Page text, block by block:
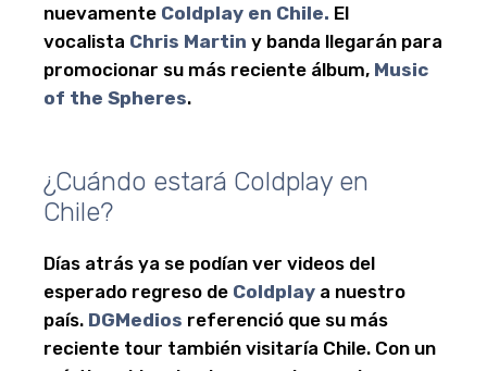
nuevamente Coldplay en Chile. El
vocalista Chris Martin y banda llegarán para
promocionar su más reciente álbum, Music
of the Spheres.
¿Cuándo estará Coldplay en
Chile?
Días atrás ya se podían ver videos del
esperado regreso de Coldplay a nuestro
país. DGMedios referenció que su más
reciente tour también visitaría Chile. Con un